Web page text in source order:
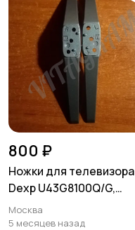
800 ₽
Ножки для телевизора
Dexp U43G8100Q/G,
HARTENS 24"32"43"
Москва
5 месяцев назад